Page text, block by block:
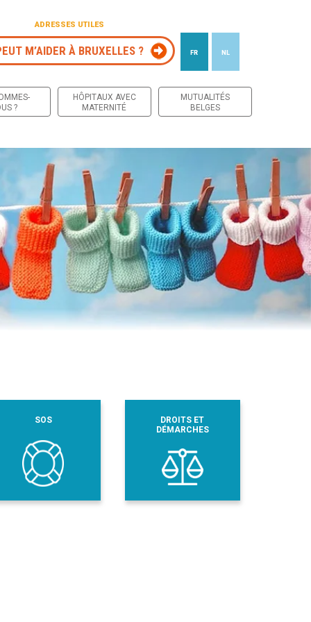
ADRESSES UTILES
M’AIDER À BRUXELLES ? FR NL
?
HÔPITAUX AVEC
MATERNITÉ
MUTUALITÉS
BELGES
SOS
DROITS ET
DÉMARCHES